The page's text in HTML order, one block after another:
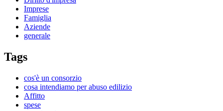
Imprese
Famiglia
Aziende
generale
Tags
cos'è un consorzio
cosa intendiamo per abuso edilizio
Affitto
spese